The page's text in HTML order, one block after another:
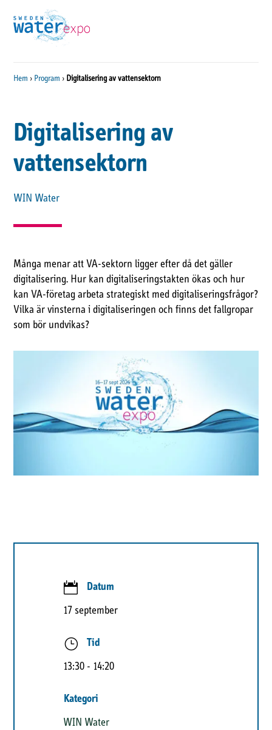
Hem › Program › Digitalisering av vattensektorn
Digitalisering av
vattensektorn
WIN Water
Många menar att VA-sektorn ligger efter då det gäller
digitalisering. Hur kan digitaliseringstakten ökas och hur
kan VA-företag arbeta strategiskt med digitaliseringsfrågor?
Vilka är vinsterna i digitaliseringen och finns det fallgropar
som bör undvikas?

Datum
17 september
}
Tid
13:30 - 14:20
Kategori
WIN Water